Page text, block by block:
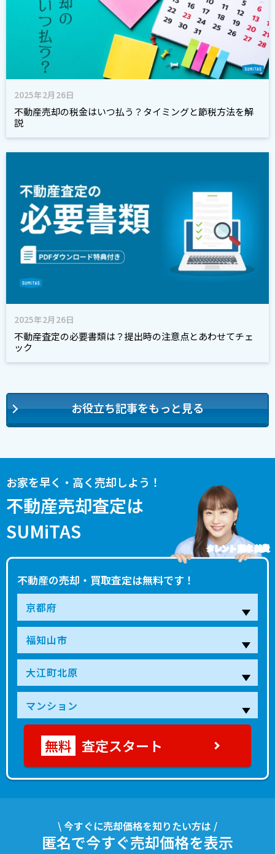
2025年2月26日
不動産売却の税金はいつ払う？タイミングと節税方法を解
説
2025年2月26日
不動産査定の必要書類は？提出時の注意点とあわせてチェ
ック
お役立ち記事をもっと見る
お家を早く・高く売却しよう！
不動産売却査定は
SUMiTAS
不動産の売却・買取査定は無料です！
タレント 藤本 美貴
査定スタート
\ 今すぐに売却価格を知りたい方は /
匿名で今すぐ売却価格を表示